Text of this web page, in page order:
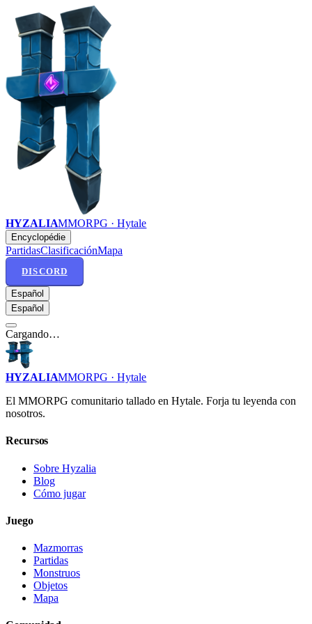
HYZALIAMMORPG · Hytale
Encyclopédie
PartidasClasificaciónMapa
DISCORD
Español
Español
Cargando…
HYZALIAMMORPG · Hytale
El MMORPG comunitario tallado en Hytale. Forja tu leyenda con
nosotros.
Recursos
Sobre Hyzalia
Blog
Cómo jugar
Juego
Mazmorras
Partidas
Monstruos
Objetos
Mapa